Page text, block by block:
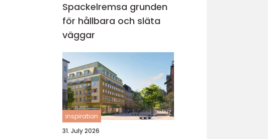
Spackelremsa grunden
för hållbara och släta
väggar
inspiration
31. July 2026